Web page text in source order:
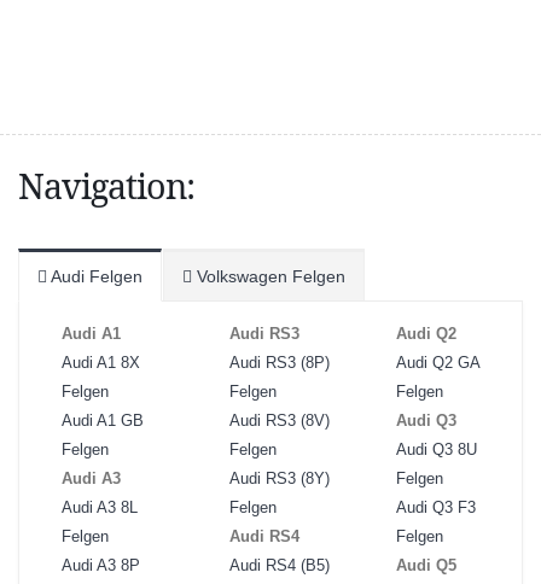
Navigation:
Audi Felgen Volkswagen Felgen
Audi A1
Audi A1 8X
Felgen
Audi A1 GB
Felgen
Audi A3
Audi A3 8L
Felgen
Audi A3 8P
Audi RS3
Audi RS3 (8P)
Felgen
Audi RS3 (8V)
Felgen
Audi RS3 (8Y)
Felgen
Audi RS4
Audi RS4 (B5)
Audi Q2
Audi Q2 GA
Felgen
Audi Q3
Audi Q3 8U
Felgen
Audi Q3 F3
Felgen
Audi Q5